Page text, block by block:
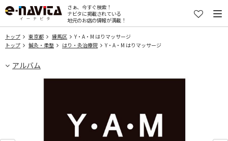
さぁ、今すぐ検索！
ナビタに掲載されている
地元のお店の情報が満載！
トップ 東京都 練馬区
Y・A・M はりマッサージ
トップ
鍼灸・柔整 はり・灸治療院 Y・A・M はりマッサージ
アルバム